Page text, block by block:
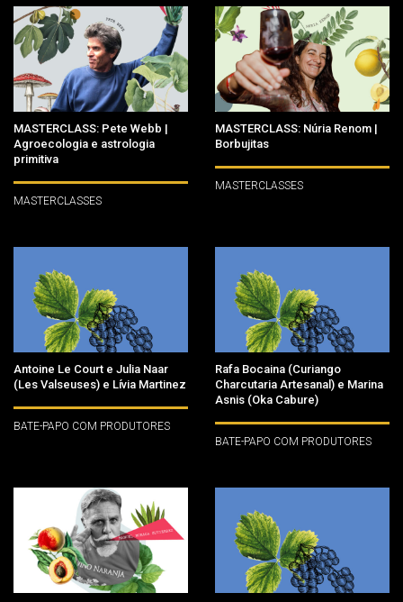
MASTERCLASS: Pete Webb |
Agroecologia e astrologia
primitiva
MASTERCLASSES
MASTERCLASS: Núria Renom |
Borbujitas
MASTERCLASSES
Antoine Le Court e Julia Naar
(Les Valseuses) e Lívia Martinez
BATE-PAPO COM PRODUTORES
Rafa Bocaina (Curiango
Charcutaria Artesanal) e Marina
Asnis (Oka Cabure)
BATE-PAPO COM PRODUTORES